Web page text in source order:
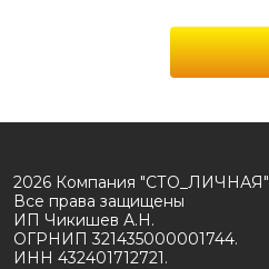
2026 Компания "СТО_ЛИЧНАЯ"
Все права защищены
ИП Чикишев А.Н.
ОГРНИП 321435000001744.
ИНН 432401712721.